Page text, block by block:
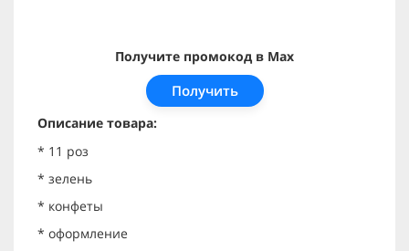
Получите промокод в Max
Получить
Описание товара:
* 11 роз
* зелень
* конфеты
* оформление